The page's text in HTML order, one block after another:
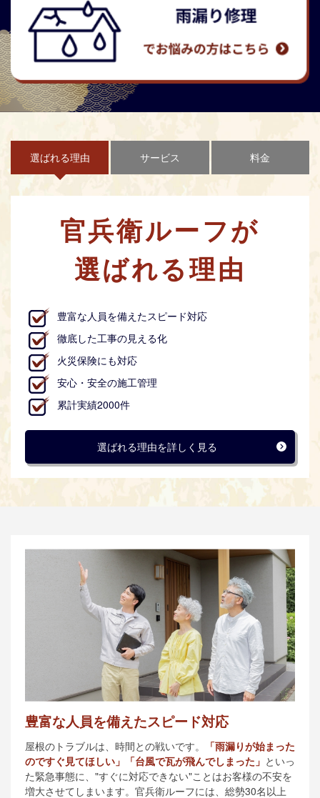
選ばれる理由 サービス 料金
官兵衛ルーフが
選ばれる理由
豊富な人員を備えたスピード対応
徹底した工事の見える化
火災保険にも対応
安心・安全の施工管理
累計実績2000件
選ばれる理由を詳しく見る
豊富な人員を備えたスピード対応
屋根のトラブルは、時間との戦いです。
「雨漏りが始まった
のですぐ見てほしい」「台風で瓦が飛んでしまった」 といっ
た緊急事態に、"すぐに対応できない"ことはお客様の不安を
増大させてしまいます。官兵衛ルーフには、総勢30名以上